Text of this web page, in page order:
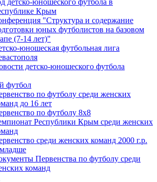
детско-юношеского футбола в
Крым
"Структура и содержание
юных футболистов на базовом
(7-14 лет)"
юношеская футбольная лига
детско-юношеского футбола
футбол
по футболу среди женских
до 16 лет
по футболу 8х8
Республики Крым среди женских
среди женских команд 2000 г.р.
Первенства по футболу среди
команд